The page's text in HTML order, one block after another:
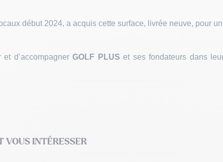
début 2024, a acquis cette surface, livrée neuve, pour
d’accompagnerGOLF PLUSet ses fondateurs dans
VOUS INTÉRESSER